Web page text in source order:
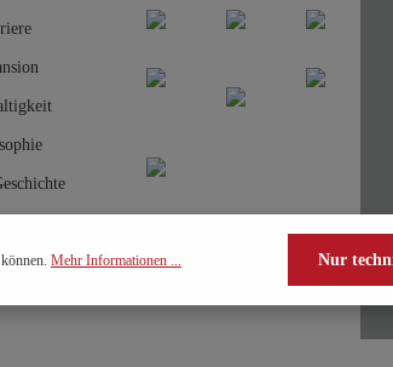
Mehr Informationen ... Nur